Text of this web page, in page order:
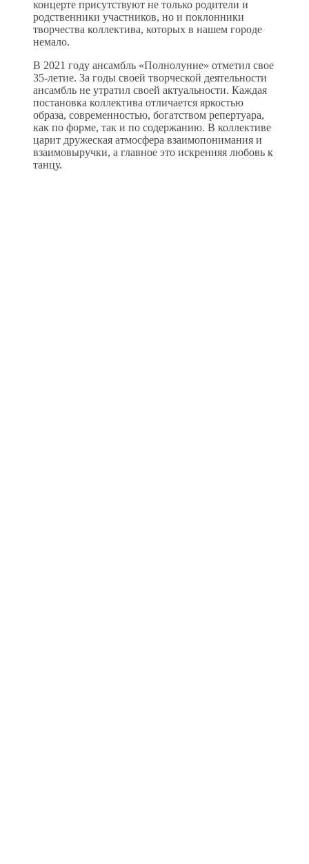
концерте присутствуют не только родители и
родственники участников, но и поклонники
творчества коллектива, которых в нашем городе
немало.
В 2021 году ансамбль «Полнолуние» отметил свое
35-летие. За годы своей творческой деятельности
ансамбль не утратил своей актуальности. Каждая
постановка коллектива отличается яркостью
образа, современностью, богатством репертуара,
как по форме, так и по содержанию. В коллективе
царит дружеская атмосфера взаимопонимания и
взаимовыручки, а главное это искренняя любовь к
танцу.